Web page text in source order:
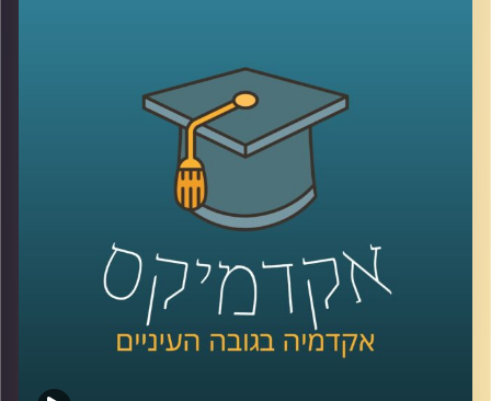
תהיה המשמעות של עדות בבית משפט כאשר תופעת
ה"דיפ-פייק" תתרחב ולא נוכל לסמוך על מה שאנחנו רואים
האם המשפט עומד בקצב של הסטארט-אפ ניישן? ד"ר אביב
גאון, מומחה למשפט וטכנולוגיה מדבר על הקשר בין שני
לשיחה עם ד"ר אביב גאון בנושא דיני זכויות היוצרים בעידן
הבינה המלאכותית:לחצו כאן
לשיחה עם ד"ר אביב גאון בנושא תיקי פייסבוק והקשר בין